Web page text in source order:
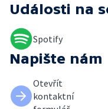
Události na
Spotify
Napište nám
Otevřít
kontaktní